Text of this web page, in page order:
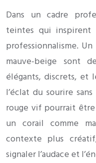
Dans un cadre
teintes qui
professionnalisme. Un
mauve-beige sont
élégants, discrets, et
l’éclat du sourire
rouge vif pourrait
un corail comme
contexte plus
signaler l’audace et